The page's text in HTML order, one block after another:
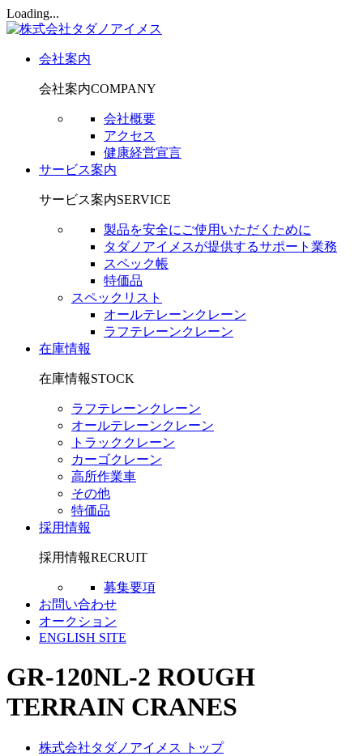
Loading...
会社案内
会社案内COMPANY
会社概要
アクセス
健康経営宣言
サービス案内
サービス案内SERVICE
製品を安全にご使用いただくために
タダノアイメスが提供するサポート業務
スペック帳
特価品
スペックリスト
オールテレーンクレーン
ラフテレーンクレーン
在庫情報
在庫情報STOCK
ラフテレーンクレーン
オールテレーンクレーン
トラッククレーン
カーゴクレーン
高所作業車
その他
特価品
採用情報
採用情報RECRUIT
募集要項
お問い合わせ
オークション
ENGLISH SITE
GR-120NL-2 ROUGH
TERRAIN CRANES
株式会社タダノアイメス トップ